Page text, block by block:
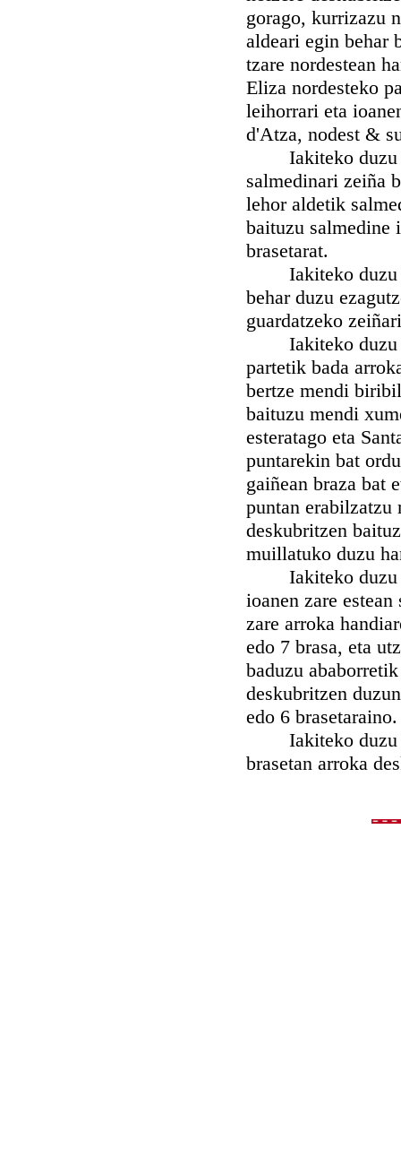
gorago, kurrizazu
aldeari egin behar
tzare nordestean
Eliza nordesteko
leihorrari eta
d'Atza, nodest &
Iakiteko duzu
salmedinari zeiña
lehor aldetik
baituzu salmedine
brasetarat.
Iakiteko duzu
behar duzu
guardatzeko
Iakiteko duzu
partetik bada
bertze mendi
baituzu mendi
esteratago eta
puntarekin bat
gaiñean braza
puntan erabilzatzu
deskubritzen
muillatuko duzu
Iakiteko duzu
ioanen zare
zare arroka
edo 7 brasa, eta
baduzu
deskubritzen
edo 6 brasetaraino.
Iakiteko duzu
brasetan arroka